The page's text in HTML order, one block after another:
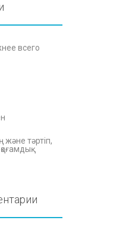
всего
және тәртіп,